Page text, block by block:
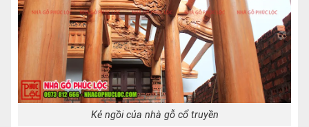
Kẻ ngồi của nhà gỗ cổ truyền